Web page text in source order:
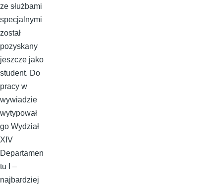
ze służbami
specjalnymi
został
pozyskany
jeszcze jako
student. Do
pracy w
wywiadzie
wytypował
go Wydział
XIV
Departamen
tu I –
najbardziej